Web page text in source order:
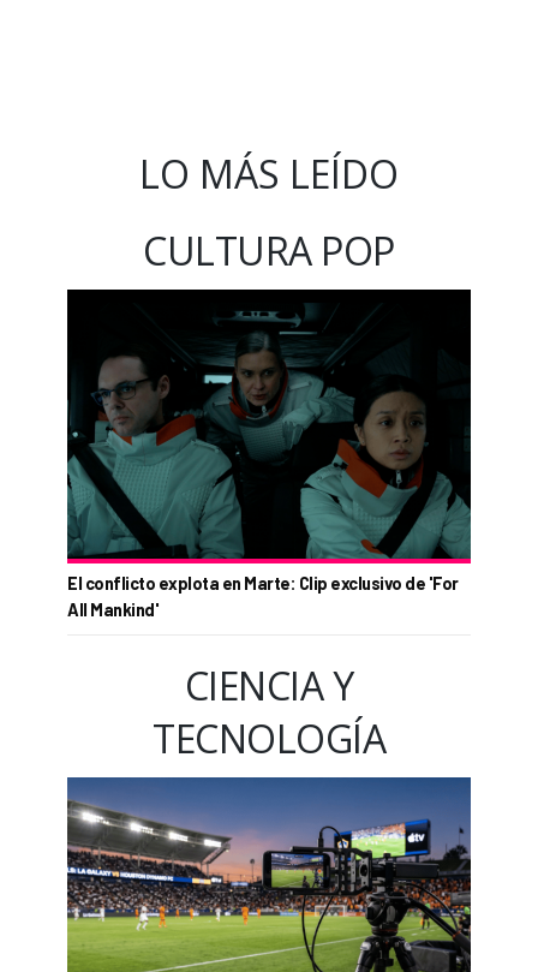
LO MÁS LEÍDO
CULTURA POP
El conflicto explota en Marte: Clip exclusivo de 'For
All Mankind'
CIENCIA Y
TECNOLOGÍA